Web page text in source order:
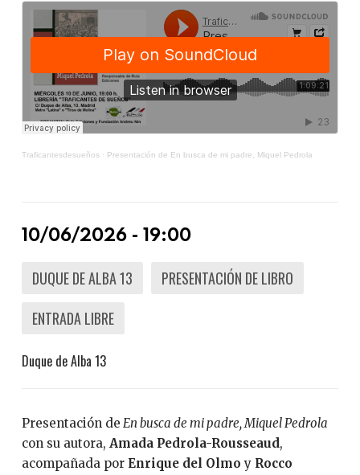
Traficantesdesueños· Presentación de En busca de mi padre, Miquel Pedrola
10/06/2026 - 19:00
DUQUE DE ALBA 13
PRESENTACIÓN DE LIBRO
ENTRADA LIBRE
Duque de Alba 13
Presentación de En busca de mi padre, Miquel Pedrola
con su autora, Amada Pedrola-Rousseaud,
acompañada por Enrique del Olmo y Rocco